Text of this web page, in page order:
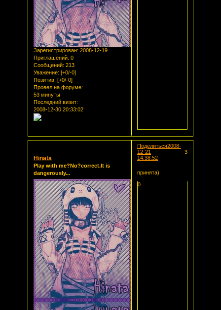
Зарегистрирован: 2008-12-19
Приглашений: 0
Сообщений: 213
Уважение: [+0/-0]
Позитив: [+0/-0]
Провел на форуме:
53 минуты
Последний визит:
2008-12-30 20:33:02
Поделиться
3
2008-
12-21
14:38:52
Hinata
Play with me?No?correct.It is
dangerously...
принята)
0